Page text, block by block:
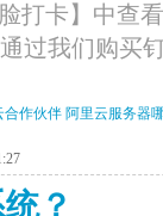
打卡】中查
过我们购买
合作伙伴 阿里云服务器
？